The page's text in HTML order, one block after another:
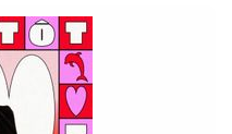
: chargée de
: illustrations Manon
& Gaspar : générique